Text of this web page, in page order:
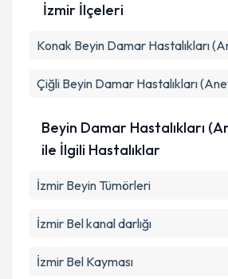
Kişisel verilerimin işlenmesine
kapsamda işlenmesini kabul
Takvim Talebini
İzmir İlçeleri
Konak Beyin Damar Hastalıkları
Çiğli Beyin Damar Hastalıkları
Beyin Damar Hastalıkları
ile İlgili Hastalıklar
İzmir Beyin Tümörleri
İzmir Bel kanal darlığı
İzmir Bel Kayması